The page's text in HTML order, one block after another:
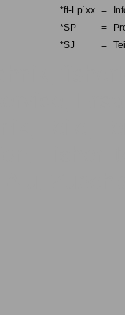
*ft-Lp´xx =
*SP
=
*SJ
=